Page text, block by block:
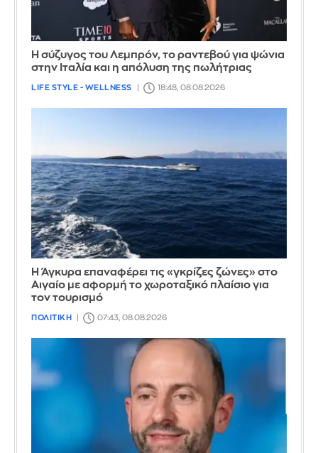
Η σύζυγος του Λεμπρόν, το ραντεβού για ψώνια
στην Ιταλία και η απόλυση της πωλήτριας
LIFE STYLE - WELLNESS 18:48, 08.08.2026
Η Άγκυρα επαναφέρει τις «γκρίζες ζώνες» στο
Αιγαίο με αφορμή το χωροταξικό πλαίσιο για
τον τουρισμό
ΠΟΛΙΤΙΚΗ 07:43, 08.08.2026